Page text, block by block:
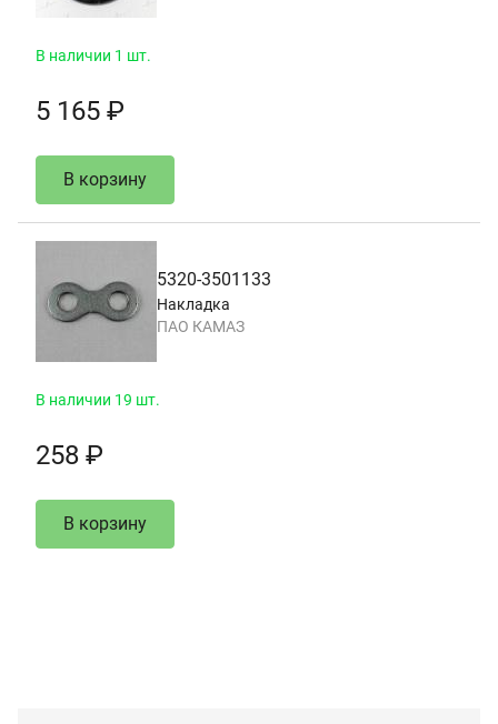
В наличии 1 шт.
5 165 ₽
В корзину
5320-3501133
Накладка
ПАО КАМАЗ
В наличии 19 шт.
258 ₽
В корзину